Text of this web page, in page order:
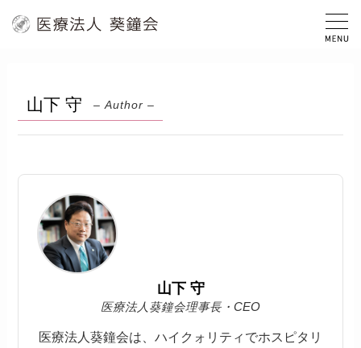
山下 守 – Author –
山下 守
医療法人葵鐘会理事長・CEO
医療法人葵鐘会は、ハイクォリティでホスピタリ